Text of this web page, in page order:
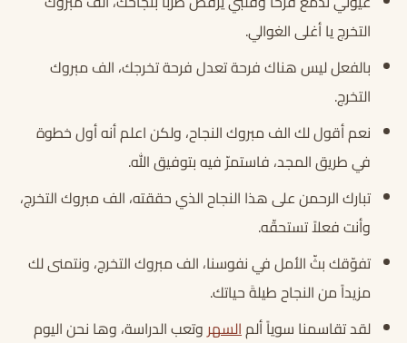
التخرج يا أغلى الغوالي.
بالفعل ليس هناك فرحة تعدل فرحة تخرجك، الف مبروك
التخرج.
نعم أقول لك الف مبروك النجاح، ولكن اعلم أنه أول خطوة
في طريق المجد، فاستمرّ فيه بتوفيق الله.
تبارك الرحمن على هذا النجاح الذي حققته، الف مبروك التخرج،
وأنت فعلاً تستحقّه.
تفوّقك بثّ الأمل في نفوسنا، الف مبروك التخرج، ونتمنى لك
مزيداً من النجاح طيلةَ حياتك.
لقد تقاسمنا سوياً ألمالسهروتعب الدراسة، وها نحن اليوم